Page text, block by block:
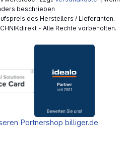
beschrieben
des Herstellers / Lieferanten.
- Alle Rechte vorbehalten.